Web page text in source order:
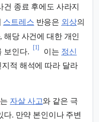
건 종료 후에도 사라지
스트레스 반응은 외상의
해당 사건에 대한 개인
보인다.
[1]
이는 정신
적 해석에 따라 달라
는 자살 사고와 같은 극
다. 만약 본인이나 주변